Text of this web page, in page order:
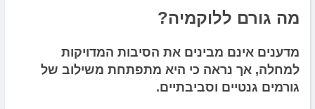
מה גורם ללוקמיה?
מדענים אינם מבינים את הסיבות המדויקות
למחלה, אך נראה כי היא מתפתחת משילוב של
גורמים גנטיים וסביבתיים.